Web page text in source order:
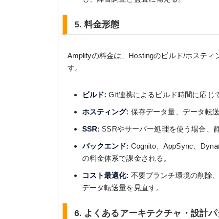
5. 料金形態
Amplifyの料金は、Hostingのビルド/ホステ
す。
ビルド: Git連携によるビルド時間に応じ
ホスティング: 保存データ量、データ転
SSR: SSRやサーバー処理を使う場合、
バックエンド: Cognito、AppSync、
の料金体系で課金される。
コスト最適化: 不要ブランチ環境の削除
データ転送量を見直す。
6. よくあるアーキテクチャ・設計